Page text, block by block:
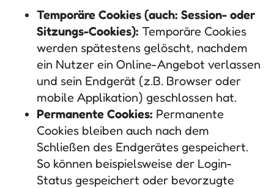
Temporäre Cookies (auch: Session- oder
Sitzungs-Cookies): Temporäre Cookies
werden spätestens gelöscht, nachdem
ein Nutzer ein Online-Angebot verlassen
und sein Endgerät (z.B. Browser oder
mobile Applikation) geschlossen hat.
Permanente Cookies: Permanente
Cookies bleiben auch nach dem
Schließen des Endgerätes gespeichert.
So können beispielsweise der Login-
Status gespeichert oder bevorzugte